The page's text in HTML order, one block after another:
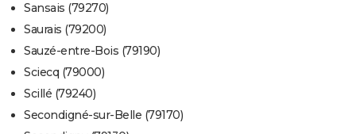
Sansais (79270)
Saurais (79200)
Sauzé-entre-Bois (79190)
Sciecq (79000)
Scillé (79240)
Secondigné-sur-Belle (79170)